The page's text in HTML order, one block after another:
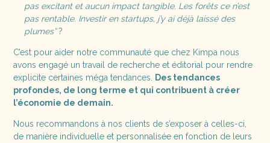
pas excitant et aucun impact tangible. Les forêts ce n’est
pas rentable. Investir en startups, j’y ai déjà laissé des
plumes”?
C’est pour aider notre communauté que chez Kimpa nous
avons engagé un travail de recherche et éditorial pour rendre
explicite certaines méga tendances.
Des tendances
profondes, de long terme et qui contribuent à créer
l’économie de demain.
Nous recommandons à nos clients de s’exposer à celles-ci,
de manière individuelle et personnalisée en fonction de leurs